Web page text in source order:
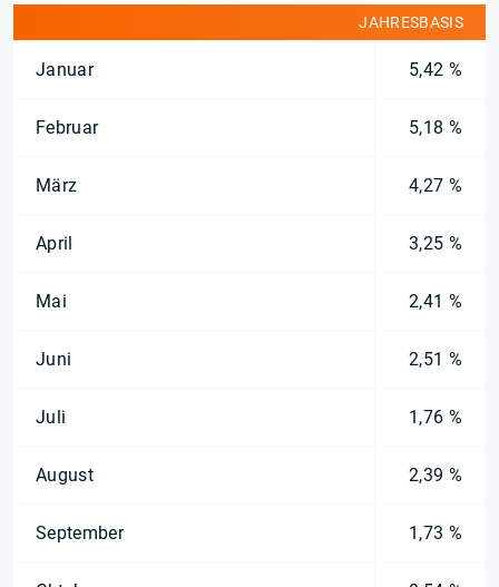
JAHRESBASIS
Januar 5,42 %
Februar 5,18 %
März 4,27 %
April 3,25 %
Mai 2,41 %
Juni 2,51 %
Juli 1,76 %
August 2,39 %
September 1,73 %